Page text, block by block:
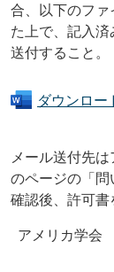
合、以下のフ
た上で、記入
送付すること。
ダウンロー
メール送付先は
のページの「問
確認後、許可書
アメリカ学会